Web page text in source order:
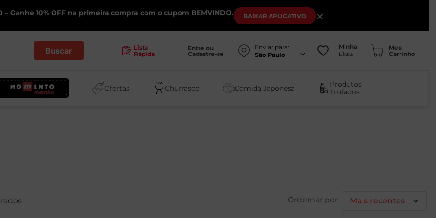
– Ganhe 10% OFF na primeira compra com o cupom BEMVINDO. BAIXAR APLICATIVO ×
Lista
Rápida
Entre ou
Cadastre-se
Enviar para:
São Paulo
Minha
Lista
Ofertas Churrasco Comida Japonesa
Produtos
Trufados
Mais recentes